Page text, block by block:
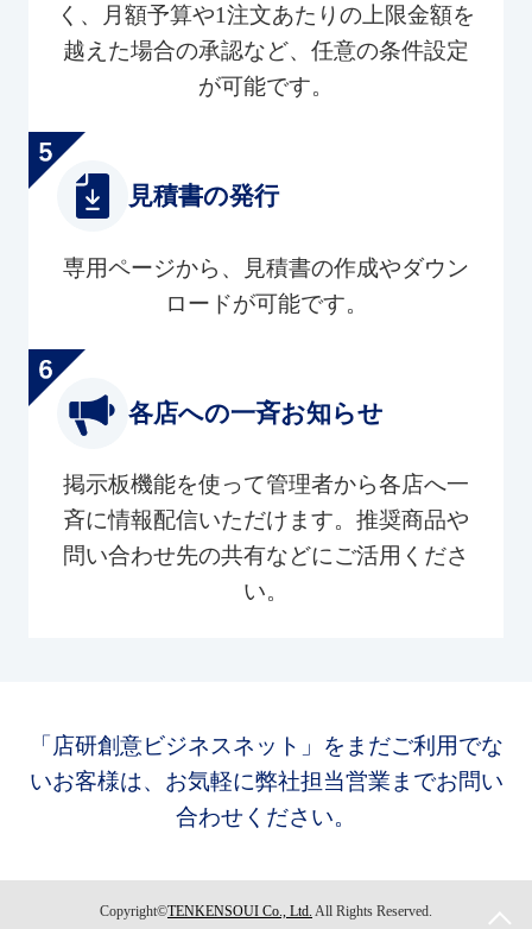
く、月額予算や1注文あたりの上限金額を
越えた場合の承認など、任意の条件設定
が可能です。
見積書の発行
専用ページから、見積書の作成やダウン
ロードが可能です。
各店への一斉お知らせ
掲示板機能を使って管理者から各店へ一
斉に情報配信いただけます。推奨商品や
問い合わせ先の共有などにご活用くださ
い。
「店研創意ビジネスネット」をまだご利用でな
いお客様は、お気軽に弊社担当営業までお問い
合わせください。
Copyright©TENKENSOUI Co., Ltd. All Rights Reserved.